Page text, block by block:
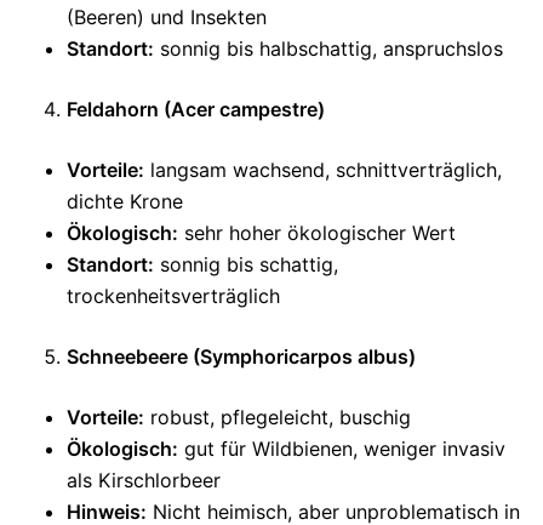
(Beeren) und Insekten
Standort: sonnig bis halbschattig, anspruchslos
Feldahorn (Acer campestre)
Vorteile: langsam wachsend, schnittverträglich,
dichte Krone
Ökologisch: sehr hoher ökologischer Wert
Standort: sonnig bis schattig,
trockenheitsverträglich
Schneebeere (Symphoricarpos albus)
Vorteile: robust, pflegeleicht, buschig
Ökologisch: gut für Wildbienen, weniger invasiv
als Kirschlorbeer
Hinweis: Nicht heimisch, aber unproblematisch in